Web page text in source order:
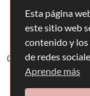
Esta página
este sitio web
contenido y
de redes
Aprende más
Sede
Calle 127#14-54
Gradeco